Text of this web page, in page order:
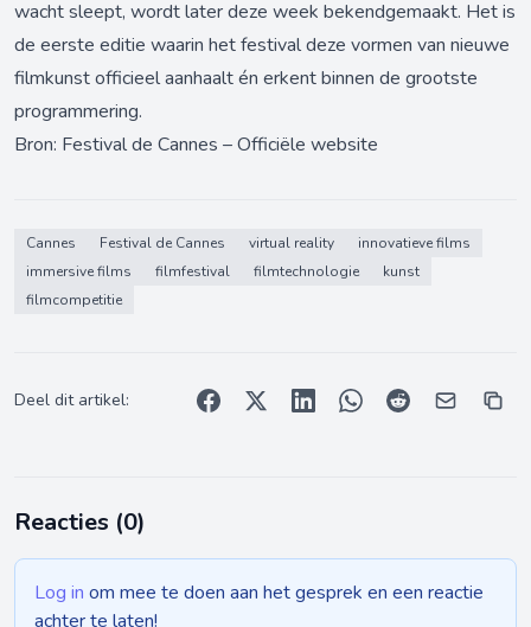
wacht sleept, wordt later deze week bekendgemaakt. Het is
de eerste editie waarin het festival deze vormen van nieuwe
filmkunst officieel aanhaalt én erkent binnen de grootste
programmering.
Bron: Festival de Cannes – Officiële website
Cannes Festival de Cannes virtual reality
innovatieve films
immersive films
filmfestival filmtechnologie
kunst
filmcompetitie
Deel dit artikel:
Reacties (0)
Log in om mee te doen aan het gesprek en een reactie
achter te laten!